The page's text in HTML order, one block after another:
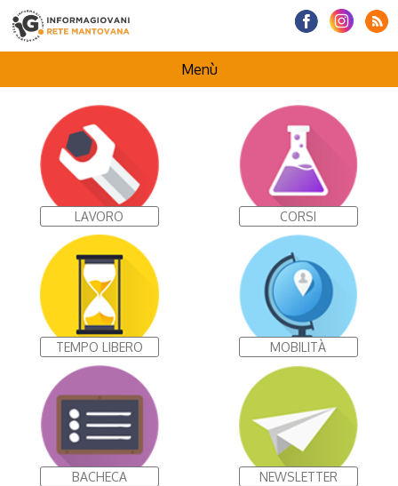
Menù
CENTRI INFORMAGIOVANI
LAVORO CORSI
TEMPO LIBERO MOBILITÀ
BACHECA NEWSLETTER